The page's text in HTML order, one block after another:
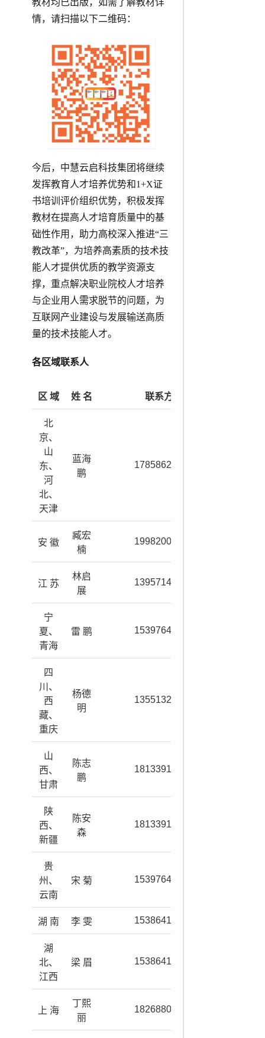
情，请扫描以下二维码：
今后，中慧云启科技集团将继续
发挥教育人才培养优势和1+X证
书培训评价组织优势，积极发挥
教材在提高人才培育质量中的基
础性作用，助力高校深入推进“三
教改革”，为培养高素质的技术技
能人才提供优质的教学资源支
撑，重点解决职业院校人才培养
与企业用人需求脱节的问题，为
互联网产业建设与发展输送高质
量的技术技能人才。
各区域联系人
区 域 姓 名 联系方式
北
京、
山
东、
河
北、
天津
蓝海
鹏
17858620886
安 徽
臧宏
楠
19982002674
江 苏
林启
展
13957148557
宁
夏、
青海
雷 鹏 15397640352
四
川、
西
藏、
重庆
杨德
明
13551324832
山
西、
甘肃
陈志
鹏
18133918685
陕
西、
新疆
陈安
森
18133918692
贵
州、
云南
宋 菊 15397642175
湖 南 李 雯 15386416485
湖
北、
江西
梁 眉 15386417485
上 海
丁熙
丽
18268809626